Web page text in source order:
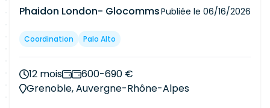
Phaidon London- GlocommsPubliée le 06/16/2026
Coordination Palo Alto
12 mois
600-690 €
Grenoble, Auvergne-Rhône-Alpes